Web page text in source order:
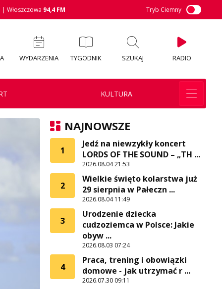
| Włoszczowa 94,4 FM Tryb Ciemny
WYDARZENIA TYGODNIK SZUKAJ RADIO
KULTURA
NAJNOWSZE
1
Jedź na niewzykły koncert
LORDS OF THE SOUND – „TH ...
2026.08.04 21:53
2
Wielkie święto kolarstwa już
29 sierpnia w Pałeczn ...
2026.08.04 11:49
3
Urodzenie dziecka
cudzoziemca w Polsce: Jakie
obyw ...
2026.08.03 07:24
4
Praca, trening i obowiązki
domowe - jak utrzymać r ...
2026.07.30 09:11